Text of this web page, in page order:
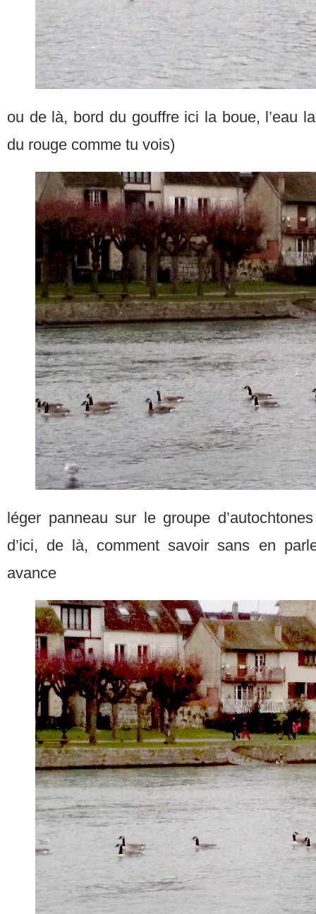
ou de là, bord du gouffre ici la boue, l’eau
du rouge comme tu vois)
léger panneau sur le groupe
d’ici, de là, comment savoir sans en
avance